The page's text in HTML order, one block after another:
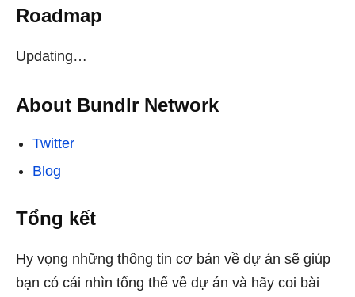
Roadmap
Updating…
About Bundlr Network
Twitter
Blog
Tổng kết
Hy vọng những thông tin cơ bản về dự án sẽ giúp
bạn có cái nhìn tổng thể về dự án và hãy coi bài